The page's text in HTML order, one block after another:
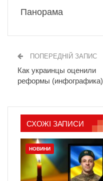
Панорама
ПОПЕРЕДНІЙ ЗАПИС
Как украинцы оценили
реформы (инфографика)
СХОЖІ ЗАПИСИ
НОВИНИ